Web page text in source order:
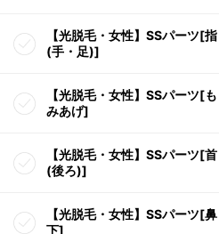
【光脱毛・女性】SSパーツ[指
(手・足)]
【光脱毛・女性】SSパーツ[も
みあげ]
【光脱毛・女性】SSパーツ[首
(後ろ)]
【光脱毛・女性】SSパーツ[鼻
下]